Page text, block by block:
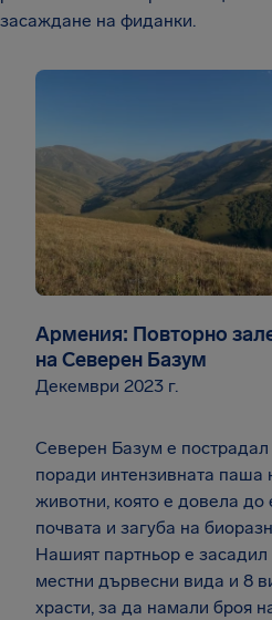
засаждане на фиданки.
Армения: Повторно
на Северен Базум
Декември 2023 г.
Северен Базум е пострадал
поради интензивната паша
животни, която е довела до
почвата и загуба на
Нашият партньор е
местни дървесни вида и 8
храсти, за да намали броя